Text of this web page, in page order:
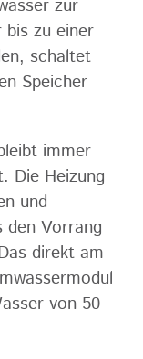
zur
bis zu einer
schaltet
Speicher
immer
Die Heizung
und
Vorrang
direkt am
von 50